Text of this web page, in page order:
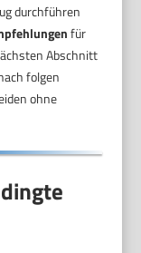
durchführen
für
Abschnitt
folgen
ohne